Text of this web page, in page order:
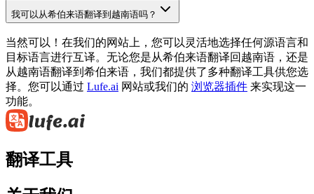
我可以从希伯来语翻译到越南语吗？
当然可以！在我们的网站上，您可以灵活地选择任何源语言和
目标语言进行互译。无论您是从希伯来语翻译回越南语，还是
从越南语翻译到希伯来语，我们都提供了多种翻译工具供您选
择。您可以通过 Lufe.ai 网站或我们的 浏览器插件 来实现这一
功能。
翻译工具